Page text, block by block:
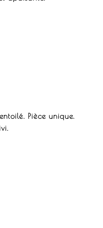
Pièce unique.